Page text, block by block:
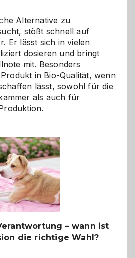
Alternative zu
stößt schnell auf
Er lässt sich in vielen
dosieren und bringt
mit. Besonders
in Bio-Qualität, wenn
lässt, sowohl für die
als auch für
– wann ist
die richtige Wahl?